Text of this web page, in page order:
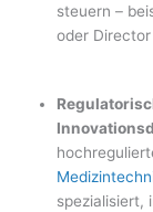
steuern –
oder
spezialisiert,